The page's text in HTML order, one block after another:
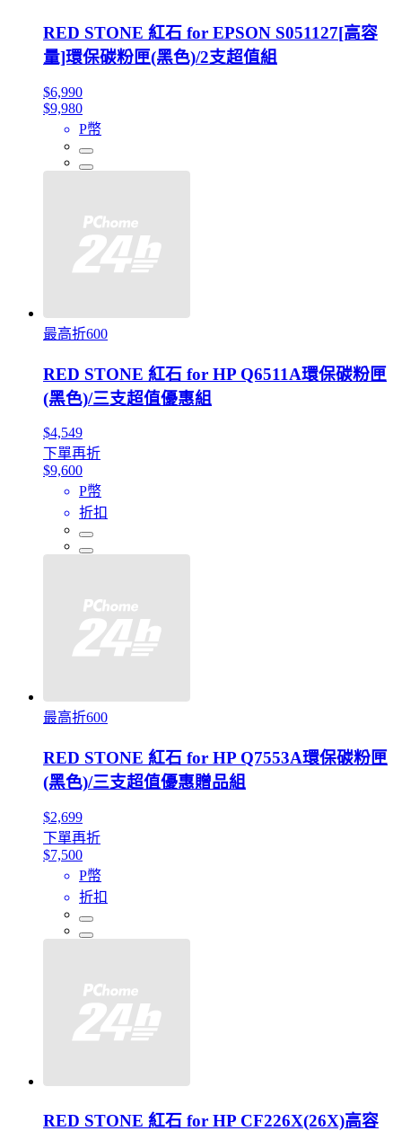
RED STONE 紅石 for EPSON S051127[高容
量]環保碳粉匣(黑色)/2支超值組
$6,990
$9,980
P幣
最高折600
RED STONE 紅石 for HP Q6511A環保碳粉匣
(黑色)/三支超值優惠組
$4,549
下單再折
$9,600
P幣
折扣
最高折600
RED STONE 紅石 for HP Q7553A環保碳粉匣
(黑色)/三支超值優惠贈品組
$2,699
下單再折
$7,500
P幣
折扣
RED STONE 紅石 for HP CF226X(26X)高容